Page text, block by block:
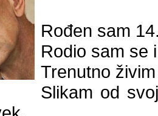
Rođen sam
Rodio sam se
Trenutno
Slikam od